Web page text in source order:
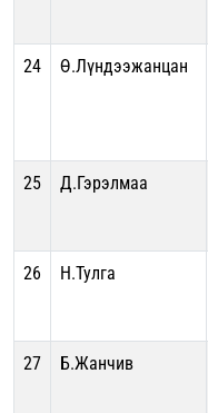
24 Ө.Лүндээжанцан
25 Д.Гэрэлмаа
26 Н.Тулга
27 Б.Жанчив